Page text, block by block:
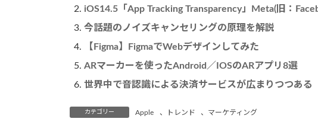
iOS14.5「App Tracking Transparency」Meta(旧：
今話題のノイズキャンセリングの原理を解説
【Figma】FigmaでWebデザインしてみた
ARマーカーを使ったAndroid／IOSのARアプリ8選
世界中で音認識による決済サービスが広まりつつある
カテゴリー Apple 、 トレンド 、 マーケティング